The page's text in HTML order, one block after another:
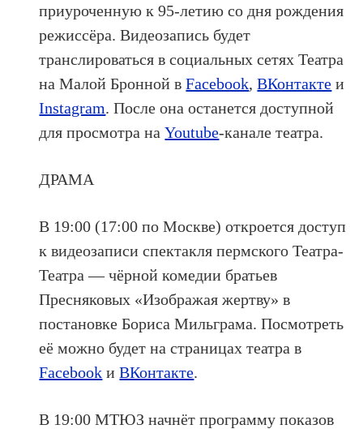
приуроченную к 95-летию со дня рождения
режиссёра. Видеозапись будет
транслироваться в социальных сетях Театра
на Малой Бронной вFacebook,ВКонтакте и
Instagram. После она останется доступной
для просмотра наYoutube-канале театра.
ДРАМА
В 19:00 (17:00 по Москве) откроется доступ
к видеозаписи спектакля пермского Театра-
Театра — чёрной комедии братьев
Пресняковых «Изображая жертву» в
постановке Бориса Мильграма. Посмотреть
её можно будет на страницах театра в
Facebook иВКонтакте.
В 19:00 МТЮЗ начнёт программу показов